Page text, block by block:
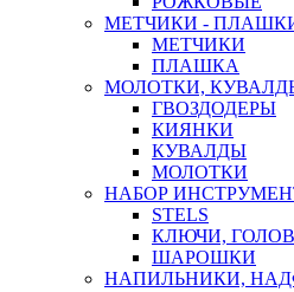
МЕТЧИКИ -
МЕТЧИКИ
ПЛАШКА
МОЛОТКИ,
ГВОЗДОДЕРЫ
КИЯНКИ
КУВАЛДЫ
МОЛОТКИ
НАБОР
STELS
КЛЮЧИ,
ШАРОШКИ
НАПИЛЬНИКИ,